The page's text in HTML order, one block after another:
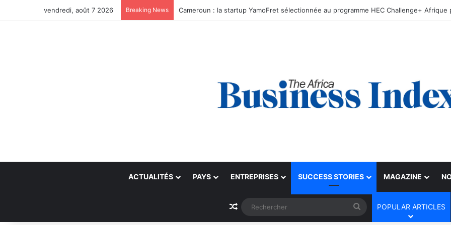
vendredi, août 7 2026 Breaking News
ACTUALITÉS PAYS ENTREPRISES SUCCESS STORIES MAGAZINE
Article Aléatoire Rechercher
POPULAR ARTICLES